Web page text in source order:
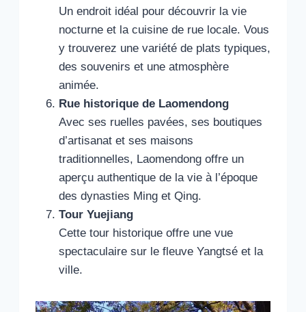
Un endroit idéal pour découvrir la vie
nocturne et la cuisine de rue locale. Vous
y trouverez une variété de plats typiques,
des souvenirs et une atmosphère
animée.
Rue historique de Laomendong
Avec ses ruelles pavées, ses boutiques
d’artisanat et ses maisons
traditionnelles, Laomendong offre un
aperçu authentique de la vie à l’époque
des dynasties Ming et Qing.
Tour Yuejiang
Cette tour historique offre une vue
spectaculaire sur le fleuve Yangtsé et la
ville.